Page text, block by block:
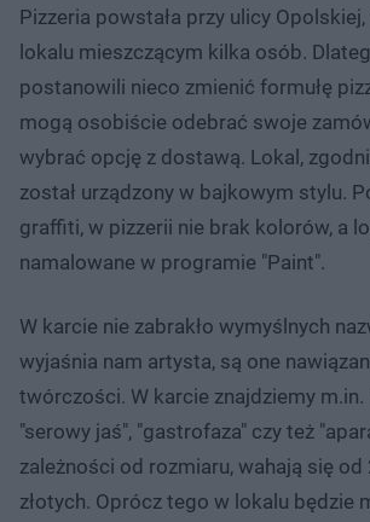
Pizzeria powstała przy ulicy
lokalu mieszczącym kilka osób.
postanowili nieco zmienić formułę
mogą osobiście odebrać swoje
wybrać opcję z dostawą. Lokal,
został urządzony w bajkowym stylu.
graffiti, w pizzerii nie brak kolorów, a
namalowane w programie "Paint".
W karcie nie zabrakło wymyślnych
wyjaśnia nam artysta, są one
twórczości. W karcie znajdziemy m.in.
"serowy jaś", "gastrofaza" czy też
zależności od rozmiaru, wahają się od
złotych. Oprócz tego w lokalu będzie